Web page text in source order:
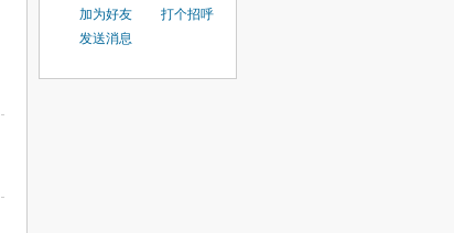
加为好友
打个招呼
发送消息